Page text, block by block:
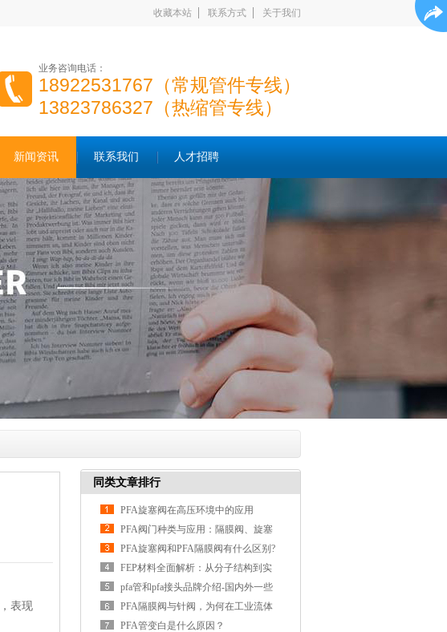
收藏本站 联系方式 关于我们
业务咨询电话：
18922531767（常规管件专线）
13823786327（热缩管专线）
新闻资讯 联系我们 人才招聘
表现
同类文章排行
PFA旋塞阀在高压环境中的应用
PFA阀门种类与应用：隔膜阀、旋塞
阀、单向阀、针阀
PFA旋塞阀和PFA隔膜阀有什么区别?
——君昇科技与您探讨
FEP材料全面解析：从分子结构到实
际应用
pfa管和pfa接头品牌介绍-国内外一些
知名的pfa管接头厂
PFA隔膜阀与针阀，为何在工业流体
控制中备受瞩目？——君昇科
PFA管变白是什么原因？